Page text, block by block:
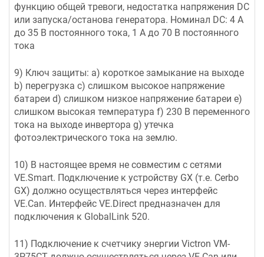
функцию общей тревоги, недостатка напряжения DC
или запуска/останова генератора. Номинал DC: 4 A
до 35 В постоянного тока, 1 A до 70 В постоянного
тока
9) Ключ защиты: a) короткое замыкание на выходе
b) перегрузка c) слишком высокое напряжение
батареи d) слишком низкое напряжение батареи e)
слишком высокая температура f) 230 В переменного
тока на выходе инвертора g) утечка
фотоэлектрического тока на землю.
10) В настоящее время не совместим с сетями
VE.Smart. Подключение к устройству GX (т.е. Cerbo
GX) должно осуществляться через интерфейс
VE.Can. Интерфейс VE.Direct предназначен для
подключения к GlobalLink 520.
11) Подключение к счетчику энергии Victron VM-